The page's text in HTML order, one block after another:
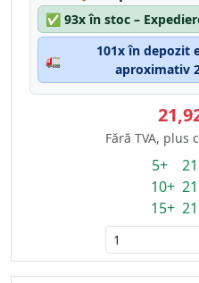
✅ 93x în stoc –
🚛
101x în depozit
aproximativ
Fără TVA, plus
5+
10+
15+